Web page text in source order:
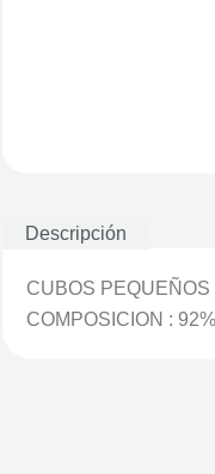
Descripción
CUBOS
COMPOSICION :